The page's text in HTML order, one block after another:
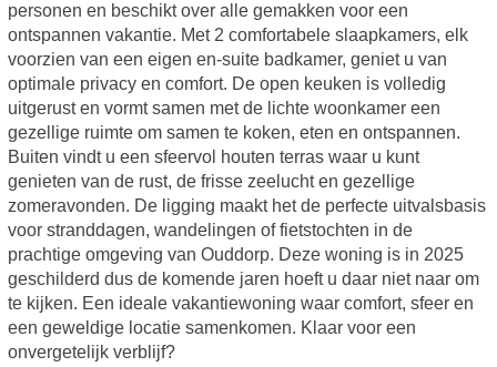
personen en beschikt over alle gemakken voor een
ontspannen vakantie. Met 2 comfortabele slaapkamers, elk
voorzien van een eigen en-suite badkamer, geniet u van
optimale privacy en comfort. De open keuken is volledig
uitgerust en vormt samen met de lichte woonkamer een
gezellige ruimte om samen te koken, eten en ontspannen.
Buiten vindt u een sfeervol houten terras waar u kunt
genieten van de rust, de frisse zeelucht en gezellige
zomeravonden. De ligging maakt het de perfecte uitvalsbasis
voor stranddagen, wandelingen of fietstochten in de
prachtige omgeving van Ouddorp. Deze woning is in 2025
geschilderd dus de komende jaren hoeft u daar niet naar om
te kijken. Een ideale vakantiewoning waar comfort, sfeer en
een geweldige locatie samenkomen. Klaar voor een
onvergetelijk verblijf?